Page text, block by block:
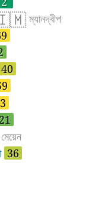
ম্যানদ্বীপ
40
21
36